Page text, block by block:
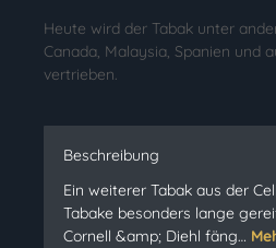
Heute wird der Tabak unter
Canada, Malaysia, Spanien und
vertrieben.
Beschreibung
Ein weiterer Tabak aus der
Tabake besonders lange
Cornell &amp; Diehl fäng…